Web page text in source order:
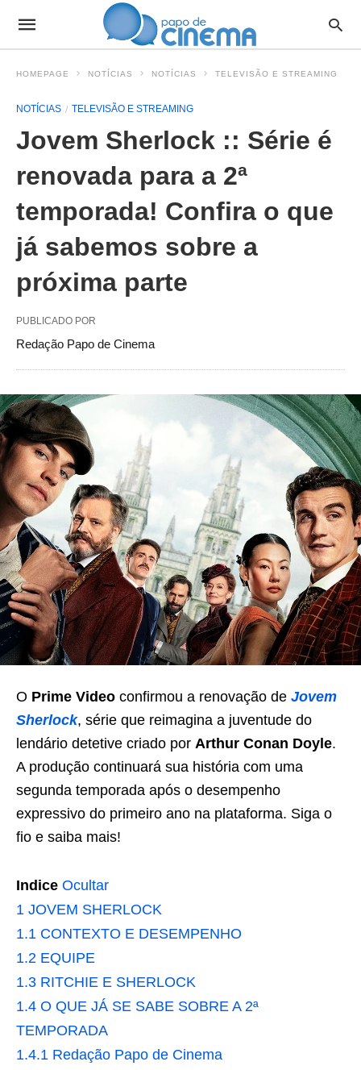
HOMEPAGE NOTÍCIAS NOTÍCIAS TELEVISÃO E STREAMING
NOTÍCIAS TELEVISÃO E STREAMING
Jovem Sherlock :: Série é
renovada para a 2ª
temporada! Confira o que
já sabemos sobre a
próxima parte
PUBLICADO POR
Redação Papo de Cinema
O Prime Video confirmou a renovação de Jovem
Sherlock, série que reimagina a juventude do
lendário detetive criado por Arthur Conan Doyle.
A produção continuará sua história com uma
segunda temporada após o desempenho
expressivo do primeiro ano na plataforma. Siga o
fio e saiba mais!
Indice Ocultar
1 JOVEM SHERLOCK
1.1 CONTEXTO E DESEMPENHO
1.2 EQUIPE
1.3 RITCHIE E SHERLOCK
1.4 O QUE JÁ SE SABE SOBRE A 2ª
TEMPORADA
1.4.1 Redação Papo de Cinema